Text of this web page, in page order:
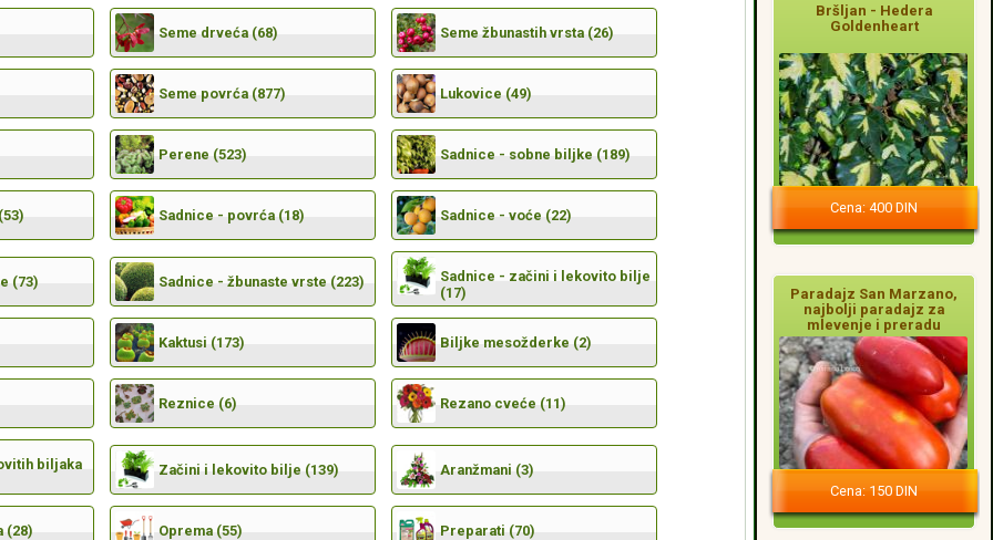
Seme drveća (68) Seme žbunastih vrsta (26)
Seme povrća (877) Lukovice (49)
Perene (523) Sadnice - sobne biljke (189)
Sadnice - povrća (18) Sadnice - voće (22)
(73) Sadnice - žbunaste vrste (223)
Sadnice - začini i lekovito bilje
(17)
Kaktusi (173) Biljke mesožderke (2)
Reznice (6) Rezano cveće (11)
biljaka
Začini i lekovito bilje (139) Aranžmani (3)
(28) Oprema (55) Preparati (70)
Bršljan - Hedera
Goldenheart
Cena: 400 DIN
Paradajz San Marzano,
najbolji paradajz za
mlevenje i preradu
Cena: 150 DIN